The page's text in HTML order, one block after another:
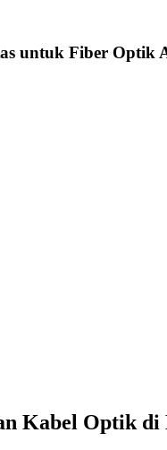
untuk Fiber Optik
Kabel Optik di